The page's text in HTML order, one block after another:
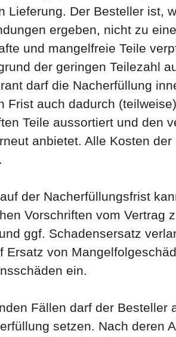
Lieferung. Der Besteller ist,
ergeben, nicht zu
und mangelfreie Teile
der geringen Teilezahl
darf die Nacherfüllung
Frist auch dadurch
Teile aussortiert und den
anbietet. Alle Kosten
der Nacherfüllungsfrist
Vorschriften vom Vertrag
ggf. Schadensersatz
Ersatz von
ein.
Fällen darf der Besteller
setzen. Nach deren